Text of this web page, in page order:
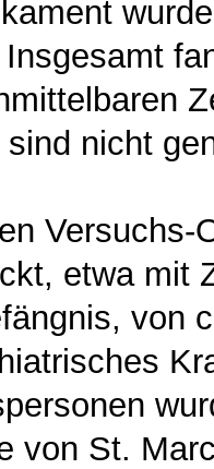
nicht
etwa mit
von
von St.